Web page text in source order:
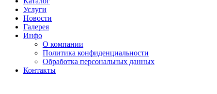
Услуги
Новости
Галерея
Инфо
О компании
Политика конфиденциальности
Обработка персональных данных
Контакты